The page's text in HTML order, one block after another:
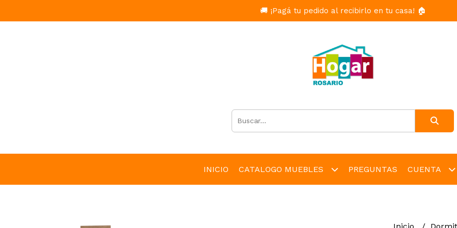
🚚 ¡Pagá tu pedido al recibirlo en tu casa! 🏠
INICIO CATALOGO MUEBLES PREGUNTAS CUENTA